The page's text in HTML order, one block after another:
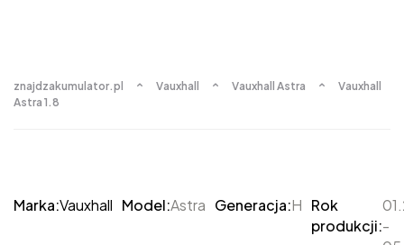
znajdzakumulator.pl Vauxhall Vauxhall Astra
Vauxhall
Astra 1.8
Marka:Vauxhall Model:Astra Generacja:H Rok
produkcji:-